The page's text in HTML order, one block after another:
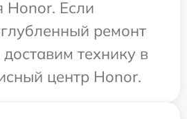
Honor. Если
ремонт
технику в
центр Honor.